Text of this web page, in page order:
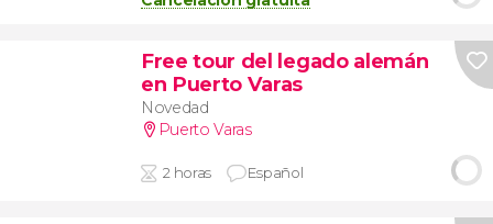
Free tour del legado alemán
en Puerto Varas
Novedad
Puerto Varas
2 horas Español